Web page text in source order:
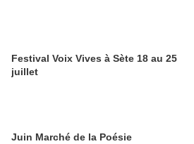
Festival Voix Vives à Sète 18 au 25
juillet
Juin Marché de la Poésie